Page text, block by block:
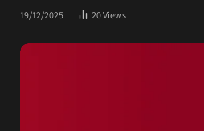
19/12/2025 20Views